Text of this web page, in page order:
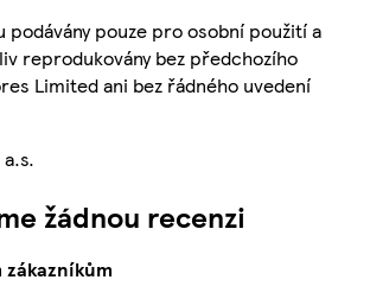
podávány pouze pro osobní použití a
reprodukovány bez předchozího
Limited ani bez řádného uvedení
žádnou recenzi